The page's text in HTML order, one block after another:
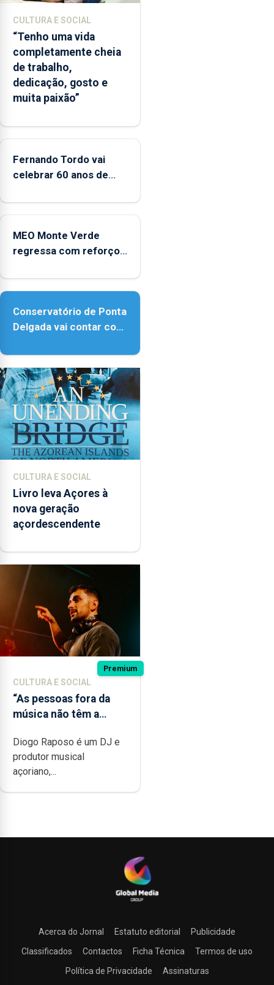
da
época
balnear
CULTURA E SOCIAL
“Tenho uma vida
completamente cheia
de trabalho,
dedicação, gosto e
muita paixão”
Fernando Tordo vai
celebrar 60 anos de
Micaelense
MEO Monte Verde
regressa com reforço
Conservatório de Ponta
Delgada vai contar com
CULTURA E SOCIAL
Livro leva Açores à
nova geração
açordescendente
Premium
CULTURA E SOCIAL
“As pessoas fora da
música não têm a
produzir uma música”
Diogo Raposo é um DJ e
produtor musical
açoriano,...
Acerca do Jornal Estatuto editorial
Publicidade
Classificados
Contactos Ficha Técnica
Termos de uso
Política de Privacidade
Assinaturas